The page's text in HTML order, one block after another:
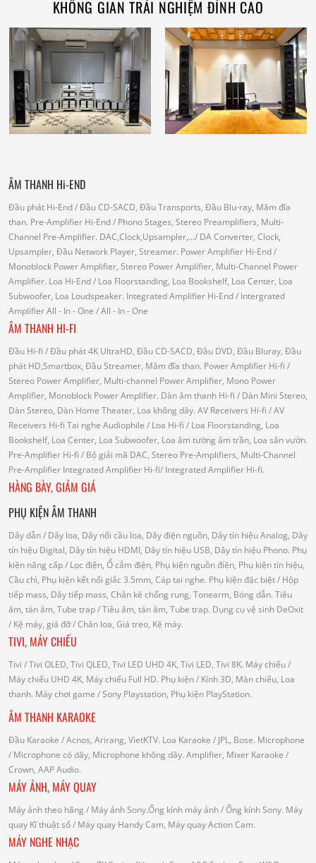
KHÔNG GIAN TRẢI NGHIỆM ĐỈNH CAO
ÂM THANH Hi-END
Đầu phát Hi-End/ Đầu CD-SACD, Đầu Transports, Đầu Blu-ray, Mâm đĩa
than. Pre-Amplifier Hi-End/ Phono Stages, Stereo Preamplifiers, Multi-
Channel Pre-Amplifier. DAC,Clock,Upsampler,.../ DA Converter, Clock,
Upsampler, Đầu Network Player, Streamer. Power Amplifier Hi-End/
Monoblock Power Amplifier, Stereo Power Amplifier, Multi-Channel Power
Amplifier. Loa Hi-End/ Loa Floorstanding, Loa Bookshelf, Loa Center, Loa
Subwoofer, Loa Loudspeaker. Integrated Amplifier Hi-End/ Intergrated
AmplifierAll - In - One / All - In - One
ÂM THANH HI-FI
Đầu Hi-fi / Đầu phát 4K UltraHD, Đầu CD-SACD, Đầu DVD, Đầu Bluray, Đầu
phát HD,Smartbox, Đầu Streamer, Mâm đĩa than. Power Amplifier Hi-fi /
Stereo Power Amplifier, Multi-channel Power Amplifier, Mono Power
Amplifier, Monoblock Power Amplifier. Dàn âm thanh Hi-fi / Dàn Mini Stereo,
Dàn Stereo, Dàn Home Theater, Loa không dây. AV Receivers Hi-fi / AV
Receivers Hi-fi Tai nghe Audiophile / Loa Hi-fi / Loa Floorstanding, Loa
Bookshelf, Loa Center, Loa Subwoofer, Loa âm tường âm trần, Loa sân vườn.
Pre-Amplifier Hi-fi / Bộ giải mã DAC, Stereo Pre-Amplifiers, Multi-Channel
Pre-Amplifier Integrated Amplifier Hi-fi/ Integrated Amplifier Hi-fi.
HÀNG BÀY, GIẢM GIÁ
PHỤ KIỆN ÂM THANH
Dây dẫn/ Dây loa, Dây nối cầu loa, Dây điện nguồn, Dây tín hiệu Analog, Dây
tín hiệu Digital, Dây tín hiệu HDMI, Dây tín hiệu USB, Dây tín hiệu Phono. Phụ
kiện nâng cấp/ Lọc điện, Ổ cắm điện, Phụ kiện nguồn điện, Phụ kiện tín hiệu,
Cầu chì, Phụ kiện kết nối giắc 3.5mm, Cáp tai nghe. Phụ kiện đặc biệt/ Hộp
tiếp mass, Dây tiếp mass, Chân kê chống rung, Tonearm, Bóng dẫn. Tiêu
âm, tán âm, Tube trap/ Tiêu âm, tán âm, Tube trap. Dụng cụ vệ sinh DeOxit
/ Kệ máy, giá đỡ/ Chân loa, Giá treo, Kệ máy.
TIVI, MÁY CHIẾU
Tivi / Tivi OLED, Tivi QLED, Tivi LED UHD 4K, Tivi LED, Tivi 8K. Máy chiếu/
Máy chiếu UHD 4K, Máy chiếu Full HD. Phụ kiện/ Kính 3D, Màn chiếu, Loa
thanh. Máy chơi game / Sony Playstation, Phụ kiện PlayStation.
ÂM THANH KARAOKE
Đầu Karaoke / Acnos, Arirang, VietKTV. Loa Karaoke / JPL, Bose. Microphone
/ Microphone có dây, Microphone không dây. Amplifier, Mixer Karaoke /
Crown, AAP Audio.
MÁY ẢNH, MÁY QUAY
Máy ảnh theo hãng / Máy ảnh Sony.Ống kính máy ảnh / Ống kính Sony. Máy
quay Kĩ thuật số/ Máy quay Handy Cam, Máy quay Action Cam.
MÁY NGHE NHẠC